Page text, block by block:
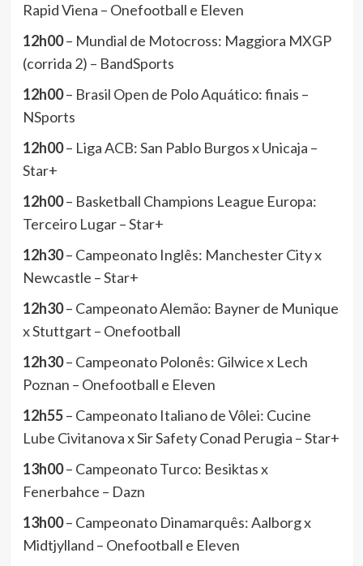
Rapid Viena – Onefootball e Eleven
12h00– Mundial de Motocross: Maggiora MXGP
(corrida 2) – BandSports
12h00– Brasil Open de Polo Aquático: finais –
NSports
12h00– Liga ACB: San Pablo Burgos x Unicaja –
Star+
12h00– Basketball Champions League Europa:
Terceiro Lugar – Star+
12h30– Campeonato Inglês: Manchester City x
Newcastle – Star+
12h30– Campeonato Alemão: Bayner de Munique
x Stuttgart – Onefootball
12h30– Campeonato Polonês: Gilwice x Lech
Poznan – Onefootball e Eleven
12h55– Campeonato Italiano de Vôlei: Cucine
Lube Civitanova x Sir Safety Conad Perugia – Star+
13h00– Campeonato Turco: Besiktas x
Fenerbahce – Dazn
13h00– Campeonato Dinamarquês: Aalborg x
Midtjylland – Onefootball e Eleven